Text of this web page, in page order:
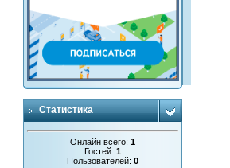
Статистика
Онлайн всего:1
Гостей:1
Пользователей:0